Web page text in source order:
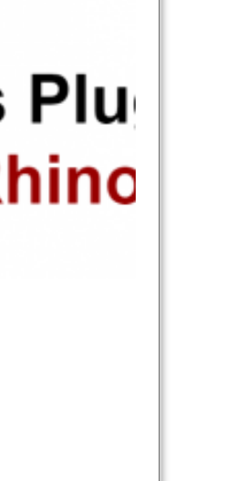
نام و نام خانوادگی : *